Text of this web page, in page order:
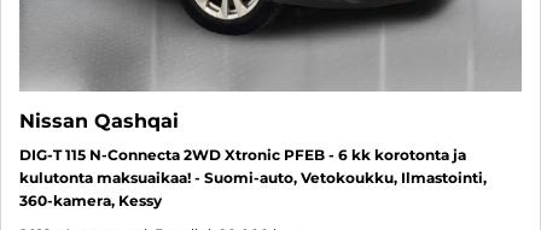
Nissan Qashqai
DIG-T 115 N-Connecta 2WD Xtronic PFEB - 6 kk korotonta ja
kulutonta maksuaikaa! - Suomi-auto, Vetokoukku, Ilmastointi,
360-kamera, Kessy